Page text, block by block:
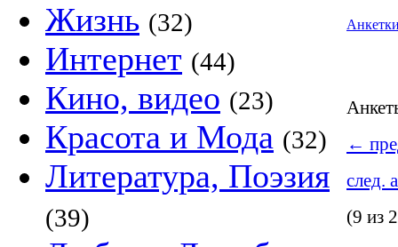
Жизнь (32)
Интернет (44)
Кино, видео (23)
Красота и Мода (32)
Литература, Поэзия
(39)
←
след.
(9 из